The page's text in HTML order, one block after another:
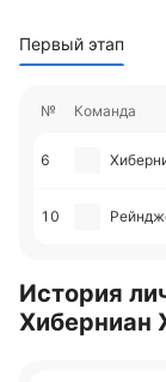
Первый этап
№ Команда
6
10
История
Хиберниан